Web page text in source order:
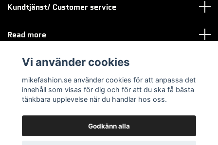
Kundtjänst/ Customer service
Read more
Sociala medier
Vi använder cookies
mikefashion.se använder cookies för att anpassa det
innehåll som visas för dig och för att du ska få bästa
tänkbara upplevelse när du handlar hos oss.
Godkänn alla